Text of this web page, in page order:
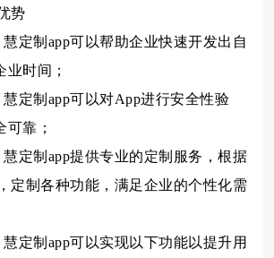
势
慧定制app可以帮助企业快速开发出自
时间；
慧定制app可以对App进行安全性验
靠；
慧定制app提供专业的定制服务，根据
定制各种功能，满足企业的个性化需
慧定制app可以实现以下功能以提升用